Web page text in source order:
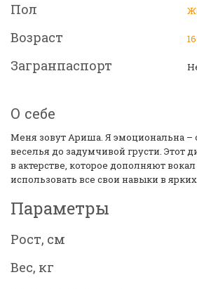
Пол
Возраст
Загранпаспорт
О себе
Меня зовут Ариша. Я эмоциональна –
веселья до задумчивой грусти. Этот
в актерстве, которое дополняют
использовать все свои навыки в
Параметры
Рост, см
Вес, кг